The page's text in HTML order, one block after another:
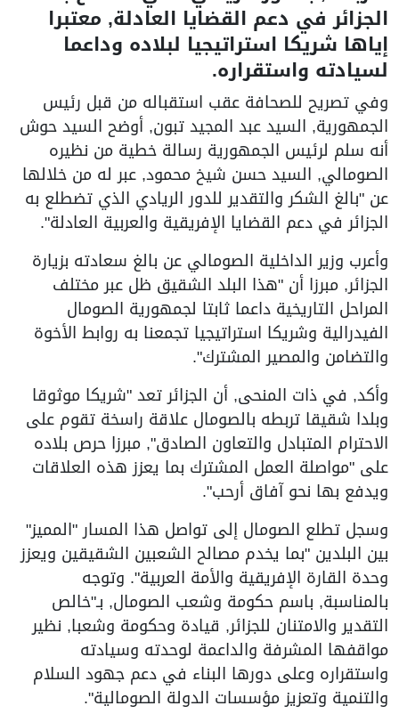
الجزائر في دعم القضايا العادلة, معتبرا
إياها شريكا استراتيجيا لبلاده وداعما
لسيادته واستقراره.
وفي تصريح للصحافة عقب استقباله من قبل رئيس
الجمهورية, السيد عبد المجيد تبون, أوضح السيد حوش
أنه سلم لرئيس الجمهورية رسالة خطية من نظيره
الصومالي, السيد حسن شيخ محمود, عبر له من خلالها
عن "بالغ الشكر والتقدير للدور الريادي الذي تضطلع به
الجزائر في دعم القضايا الإفريقية والعربية العادلة".
وأعرب وزير الداخلية الصومالي عن بالغ سعادته بزيارة
الجزائر, مبرزا أن "هذا البلد الشقيق ظل عبر مختلف
المراحل التاريخية داعما ثابتا لجمهورية الصومال
الفيدرالية وشريكا استراتيجيا تجمعنا به روابط الأخوة
والتضامن والمصير المشترك".
وأكد, في ذات المنحى, أن الجزائر تعد "شريكا موثوقا
وبلدا شقيقا تربطه بالصومال علاقة راسخة تقوم على
الاحترام المتبادل والتعاون الصادق", مبرزا حرص بلاده
على "مواصلة العمل المشترك بما يعزز هذه العلاقات
ويدفع بها نحو آفاق أرحب".
وسجل تطلع الصومال إلى تواصل هذا المسار "المميز"
بين البلدين "بما يخدم مصالح الشعبين الشقيقين ويعزز
وحدة القارة الإفريقية والأمة العربية". وتوجه
بالمناسبة, باسم حكومة وشعب الصومال, بـ"خالص
التقدير والامتنان للجزائر, قيادة وحكومة وشعبا, نظير
مواقفها المشرفة والداعمة لوحدته وسيادته
واستقراره وعلى دورها البناء في دعم جهود السلام
والتنمية وتعزيز مؤسسات الدولة الصومالية".